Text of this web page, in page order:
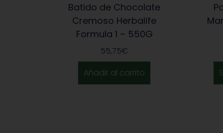
Batido de Chocolate
Cremoso Herbalife
Formula 1 – 550G
55,75€
Añadir al carrito